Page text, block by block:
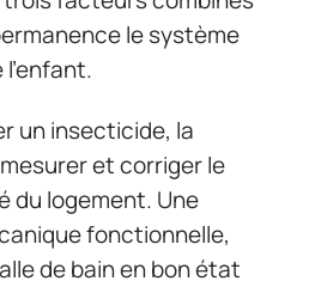
le système
un insecticide, la
et corriger le
du logement. Une
fonctionnelle,
de bain en bon état